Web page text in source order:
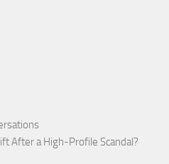
After a High-Profile Scandal?